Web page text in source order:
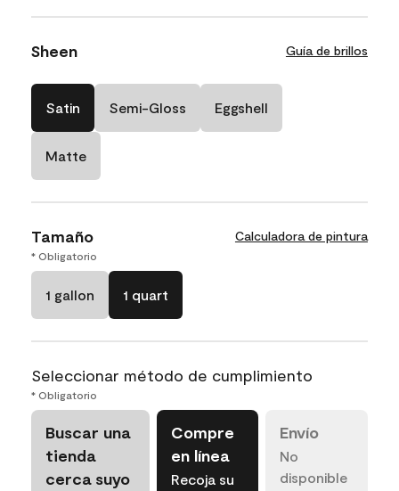
Sheen Guía de brillos
Satin Semi-Gloss Eggshell
Matte
Tamaño Calculadora de pintura
* Obligatorio
1 gallon 1 quart
Seleccionar método de cumplimiento
* Obligatorio
Buscar una
tienda
cerca suyo
Compre
en línea
Recoja su
Envío
No
disponible